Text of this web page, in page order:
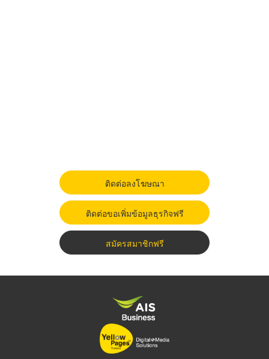
ติดต่อลงโฆษณา
ติดต่อขอเพิ่มข้อมูลธุรกิจฟรี
สมัครสมาชิกฟรี